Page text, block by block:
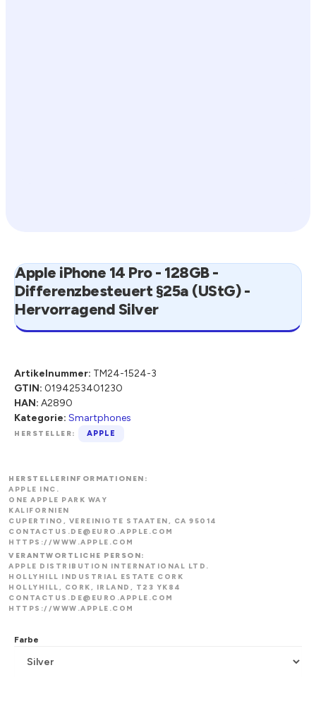
Apple iPhone 14 Pro - 128GB -
Differenzbesteuert §25a (UStG) -
Hervorragend Silver
Artikelnummer: TM24-1524-3
GTIN: 0194253401230
HAN: A2890
Kategorie: Smartphones
HERSTELLER: APPLE
HERSTELLERINFORMATIONEN:
APPLE INC.
ONE APPLE PARK WAY
KALIFORNIEN
CUPERTINO, VEREINIGTE STAATEN, CA 95014
CONTACTUS.DE@EURO.APPLE.COM
HTTPS://WWW.APPLE.COM
VERANTWORTLICHE PERSON:
APPLE DISTRIBUTION INTERNATIONAL LTD.
HOLLYHILL INDUSTRIAL ESTATE CORK
HOLLYHILL, CORK, IRLAND, T23 YK84
CONTACTUS.DE@EURO.APPLE.COM
HTTPS://WWW.APPLE.COM
Farbe